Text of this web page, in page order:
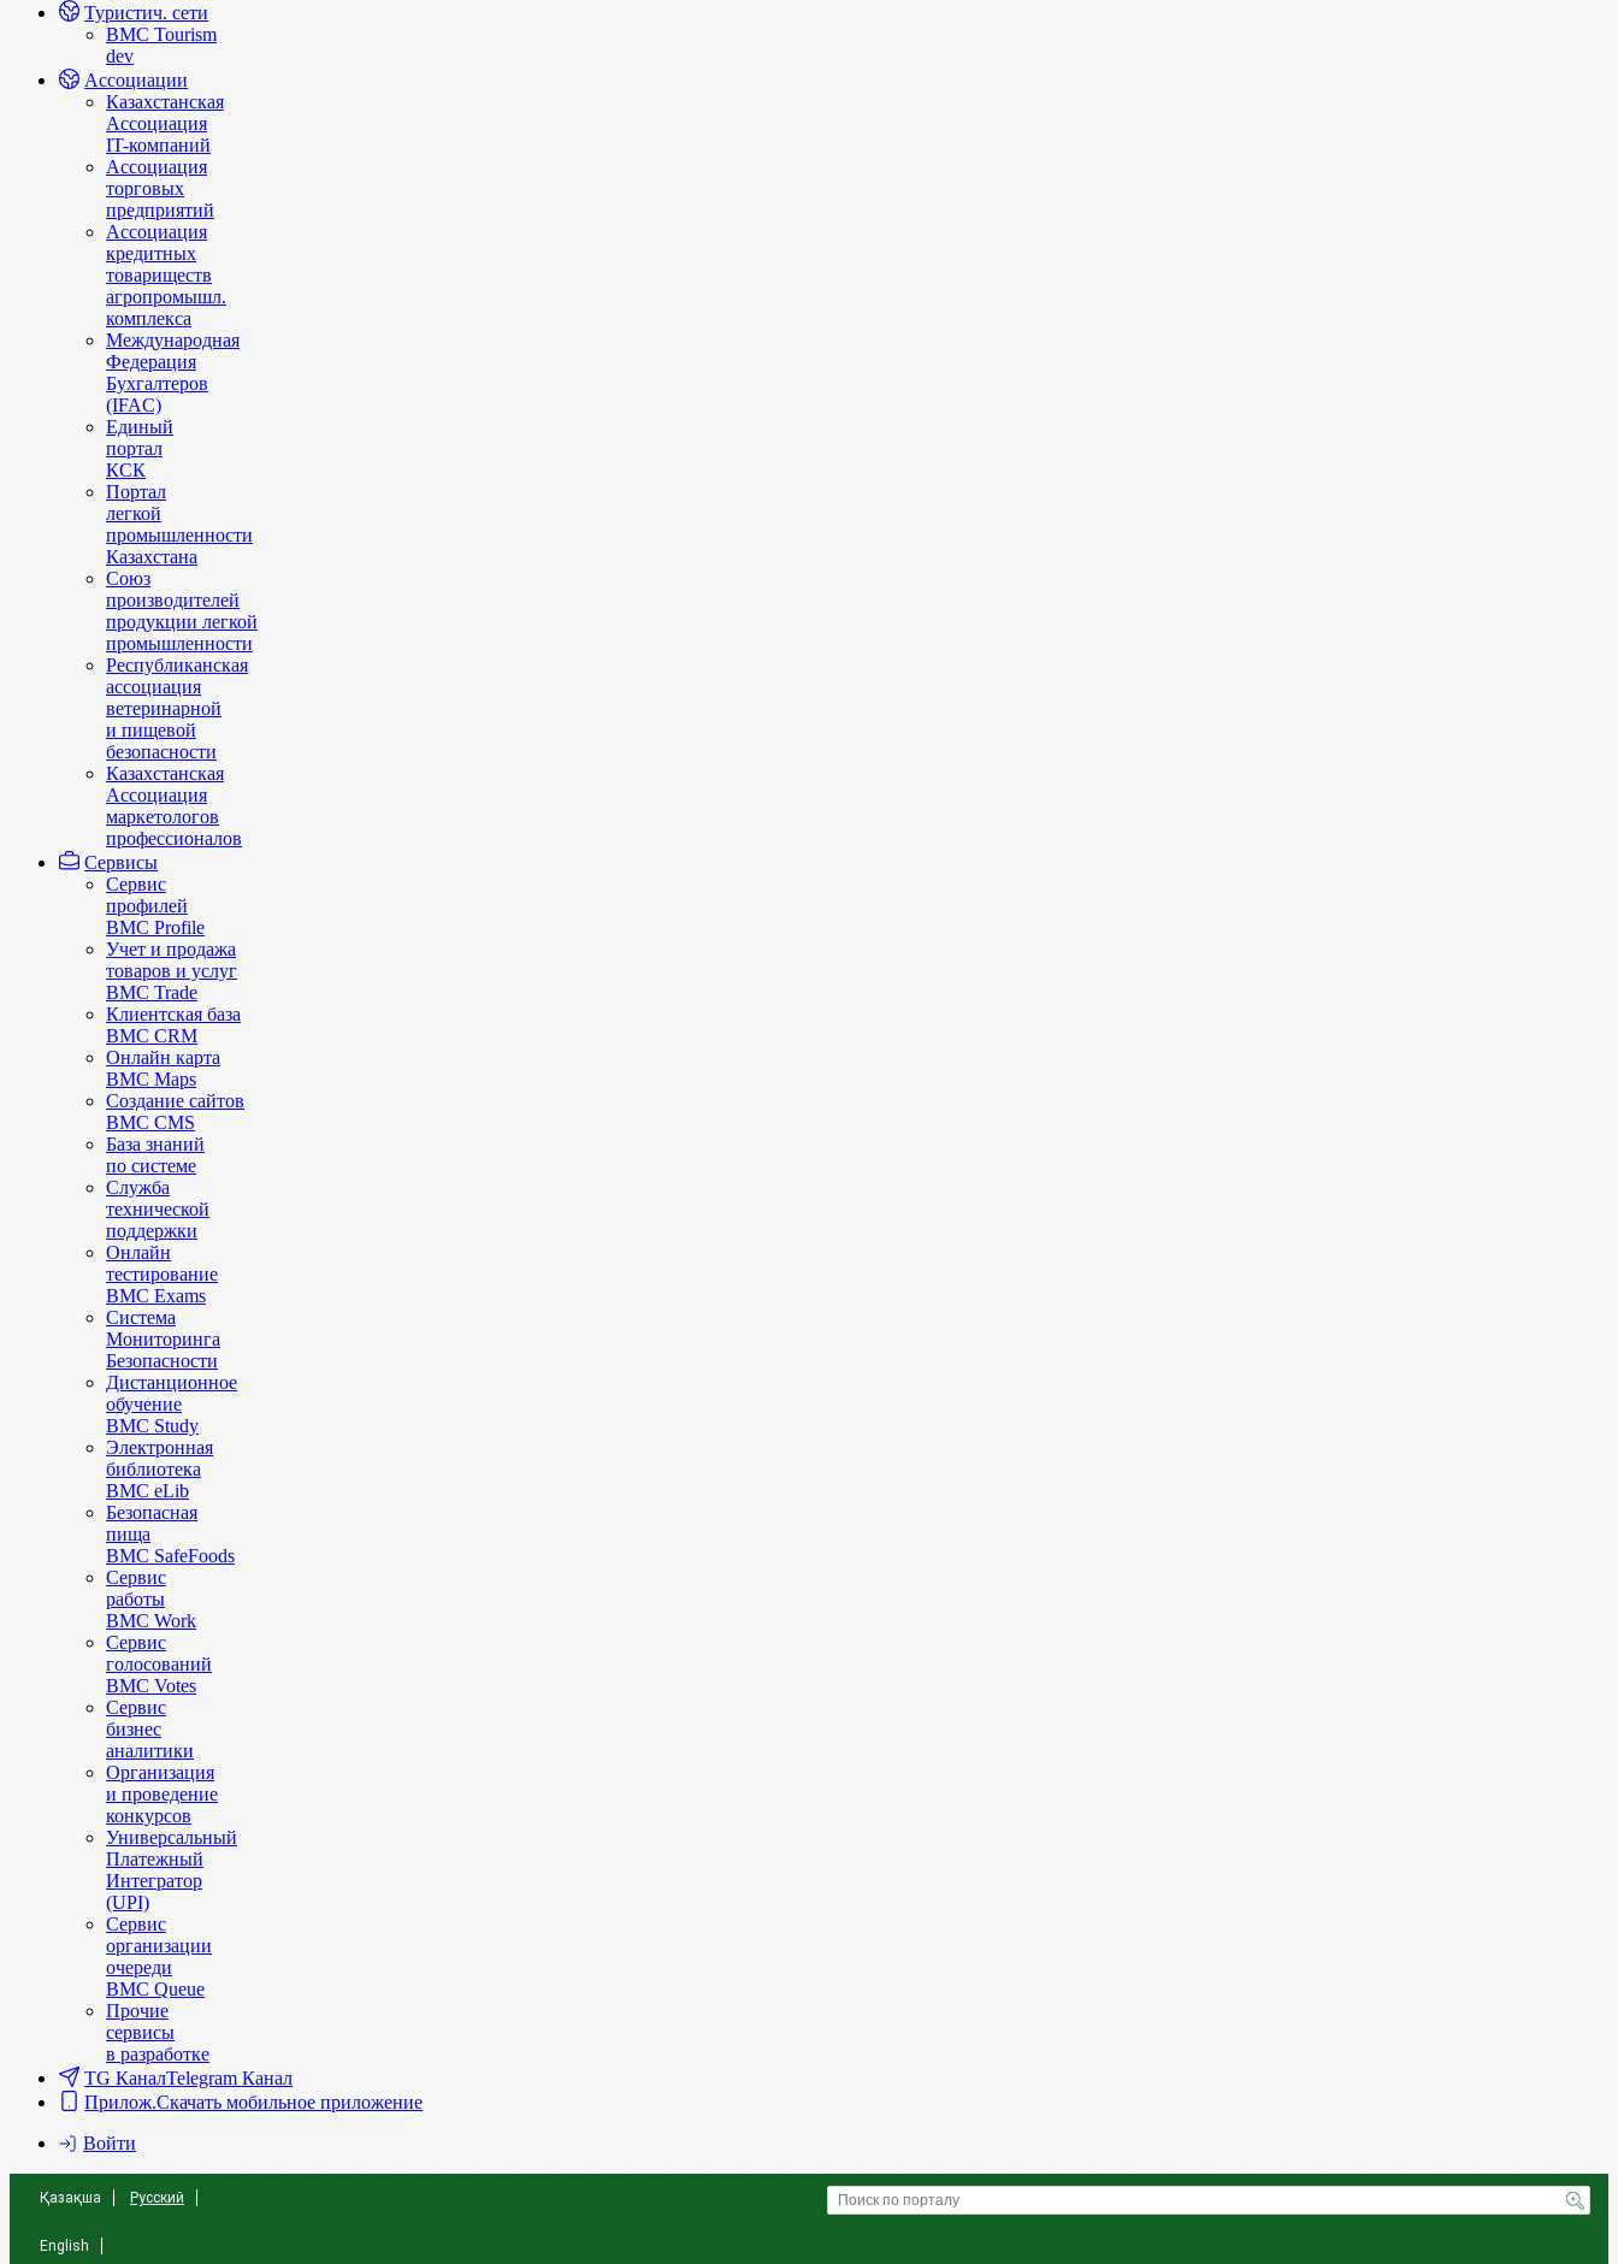
Туристич. сети
BMC Tourism
dev
Ассоциации
Казахстанская
Ассоциация
IT-компаний
Ассоциация
торговых
предприятий
Ассоциация
кредитных
товариществ
агропромышл.
комплекса
Международная
Федерация
Бухгалтеров
(IFAC)
Единый
портал
КСК
Портал
легкой
промышленности
Казахстана
Союз
производителей
продукции легкой
промышленности
Республиканская
ассоциация
ветеринарной
и пищевой
безопасности
Казахстанская
Ассоциация
маркетологов
профессионалов
Сервисы
Сервис
профилей
BMC Profile
Учет и продажа
товаров и услуг
BMC Trade
Клиентская база
BMC CRM
Онлайн карта
BMC Maps
Создание сайтов
BMC CMS
База знаний
по системе
Служба
технической
поддержки
Онлайн
тестирование
BMC Exams
Система
Мониторинга
Безопасности
Дистанционное
обучение
BMC Study
Электронная
библиотека
BMC eLib
Безопасная
пища
BMC SafeFoods
Сервис
работы
BMC Work
Сервис
голосований
BMC Votes
Сервис
бизнес
аналитики
Организация
и проведение
конкурсов
Универсальный
Платежный
Интегратор
(UPI)
Сервис
организации
очереди
BMC Queue
Прочие
сервисы
в разработке
TG КаналTelegram Канал
Прилож.Скачать мобильное приложение
Войти
Қазақша Русский
English